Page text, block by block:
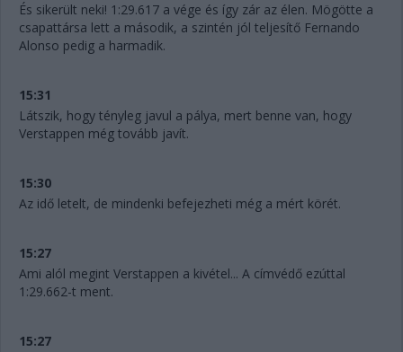
És sikerült neki! 1:29.617 a vége és így zár az élen. Mögötte a
csapattársa lett a második, a szintén jól teljesítő Fernando
Alonso pedig a harmadik.
15:31
Látszik, hogy tényleg javul a pálya, mert benne van, hogy
Verstappen még tovább javít.
15:30
Az idő letelt, de mindenki befejezheti még a mért körét.
15:27
Ami alól megint Verstappen a kivétel... A címvédő ezúttal
1:29.662-t ment.
15:27